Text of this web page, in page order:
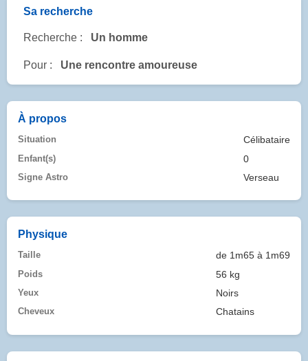
Sa recherche
Recherche : Un homme
Pour : Une rencontre amoureuse
À propos
Situation Célibataire
Enfant(s) 0
Signe Astro Verseau
Physique
Taille de 1m65 à 1m69
Poids 56 kg
Yeux Noirs
Cheveux Chatains